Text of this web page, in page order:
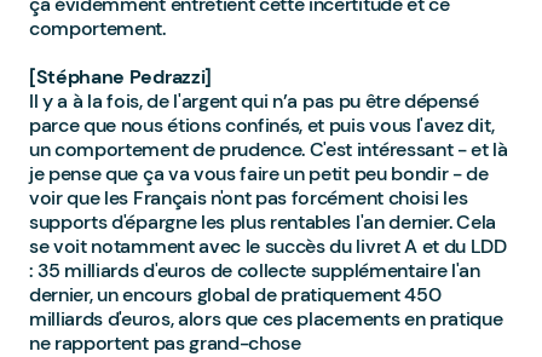
comportement.
[Stéphane Pedrazzi]
Il y a à la fois, de l'argent qui n’a pas pu être dépensé
parce que nous étions confinés, et puis vous l'avez dit,
un comportement de prudence. C'est intéressant - et là
je pense que ça va vous faire un petit peu bondir - de
voir que les Français n'ont pas forcément choisi les
supports d'épargne les plus rentables l'an dernier. Cela
se voit notamment avec le succès du livret A et du LDD
: 35 milliards d'euros de collecte supplémentaire l'an
dernier, un encours global de pratiquement 450
milliards d'euros, alors que ces placements en pratique
ne rapportent pas grand-chose